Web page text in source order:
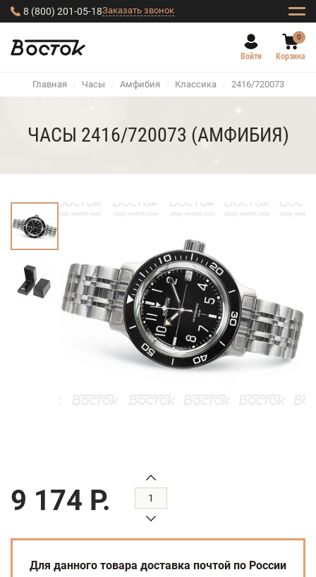
8 (800) 201-05-18Заказать звонок
Войти
0
Корзина
Главная / Часы / Амфибия / Классика / 2416/720073
ЧАСЫ 2416/720073 (АМФИБИЯ)
9 174 Р.
Для данного товара доставка почтой по России